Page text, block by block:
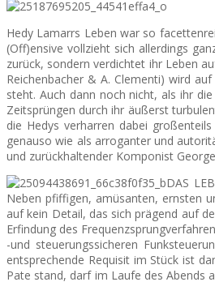
Hedy Lamarrs Leben war so
(Off)ensive vollzieht sich allerdings
zurück, sondern verdichtet ihr Leben
Reichenbacher & A. Clementi) wird
steht. Auch dann noch nicht, als ihr
Zeitsprüngen durch ihr äußerst
die Hedys verharren dabei
genauso wie als arroganter und
und zurückhaltender Komponist
DAS
Neben pfiffigen, amüsanten, ernsten
auf kein Detail, das sich prägend auf
Erfindung des
-und steuerungssicheren
entsprechende Requisit im Stück ist
Pate stand, darf im Laufe des Abends